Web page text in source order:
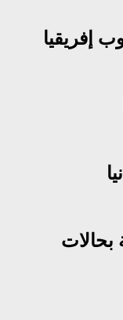
إفريقيا
بحالات